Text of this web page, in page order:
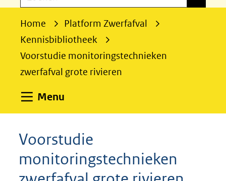
o
Home
Platform Zwerfafval
Kennisbibliotheek
Voorstudie monitoringstechnieken
zwerfafval grote rivieren
Menu
Voorstudie
monitoringstechnieken